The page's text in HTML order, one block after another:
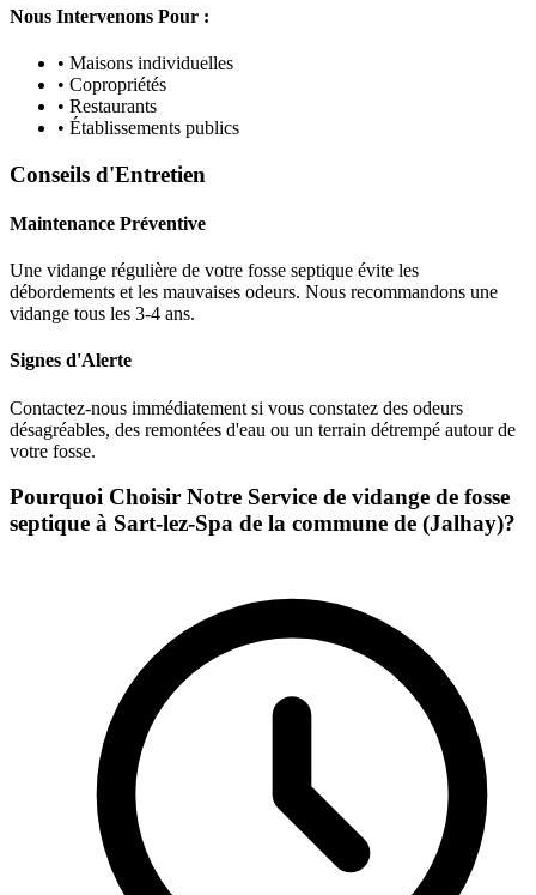
Nous Intervenons Pour :
• Maisons individuelles
• Copropriétés
• Restaurants
• Établissements publics
Conseils d'Entretien
Maintenance Préventive
Une vidange régulière de votre fosse septique évite les
débordements et les mauvaises odeurs. Nous recommandons une
vidange tous les 3-4 ans.
Signes d'Alerte
Contactez-nous immédiatement si vous constatez des odeurs
désagréables, des remontées d'eau ou un terrain détrempé autour de
votre fosse.
Pourquoi Choisir Notre Service de vidange de fosse
septique à Sart-lez-Spa de la commune de (Jalhay)?